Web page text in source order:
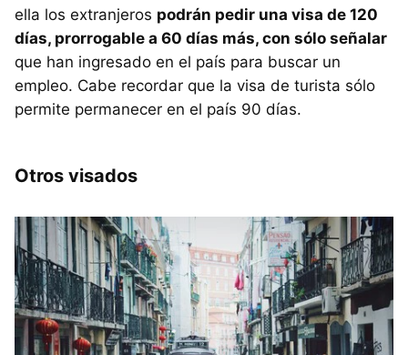
ella los extranjeros podrán pedir una visa de 120
días, prorrogable a 60 días más, con sólo señalar
que han ingresado en el país para buscar un
empleo. Cabe recordar que la visa de turista sólo
permite permanecer en el país 90 días.
Otros visados